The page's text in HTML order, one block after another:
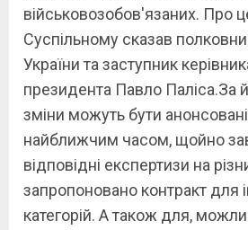
військовозобов'язаних. Про
Суспільному сказав
України та заступник
президента Павло Паліса.За
зміни можуть бути
найближчим часом, щойно
відповідні експертизи на
запропоновано контракт для
категорій. А також для,